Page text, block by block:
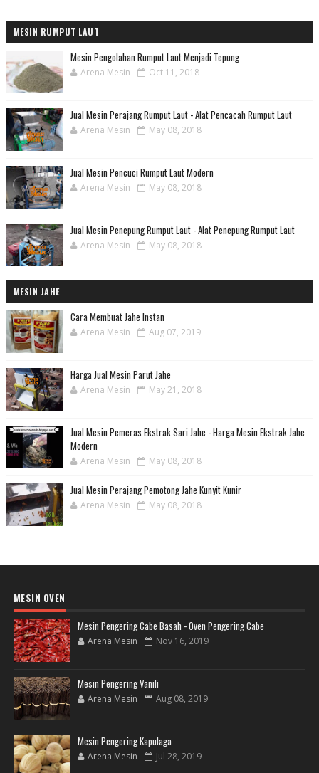
MESIN RUMPUT LAUT
Mesin Pengolahan Rumput Laut Menjadi Tepung
Arena Mesin Oct 11, 2018
Jual Mesin Perajang Rumput Laut - Alat Pencacah Rumput Laut
Arena Mesin May 08, 2018
Jual Mesin Pencuci Rumput Laut Modern
Arena Mesin May 08, 2018
Jual Mesin Penepung Rumput Laut - Alat Penepung Rumput Laut
Arena Mesin May 08, 2018
MESIN JAHE
Cara Membuat Jahe Instan
Arena Mesin Aug 07, 2019
Harga Jual Mesin Parut Jahe
Arena Mesin May 21, 2018
Jual Mesin Pemeras Ekstrak Sari Jahe - Harga Mesin Ekstrak Jahe
Modern
Arena Mesin May 08, 2018
Jual Mesin Perajang Pemotong Jahe Kunyit Kunir
Arena Mesin May 08, 2018
MESIN OVEN
Mesin Pengering Cabe Basah - Oven Pengering Cabe
Arena Mesin Nov 16, 2019
Mesin Pengering Vanili
Arena Mesin Aug 08, 2019
Mesin Pengering Kapulaga
Arena Mesin Jul 28, 2019